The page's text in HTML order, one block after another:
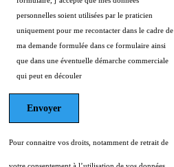
personnelles soient utilisées par le praticien
uniquement pour me recontacter dans le cadre de
ma demande formulée dans ce formulaire ainsi
que dans une éventuelle démarche commerciale
qui peut en découler
Pour connaitre vos droits, notamment de retrait de